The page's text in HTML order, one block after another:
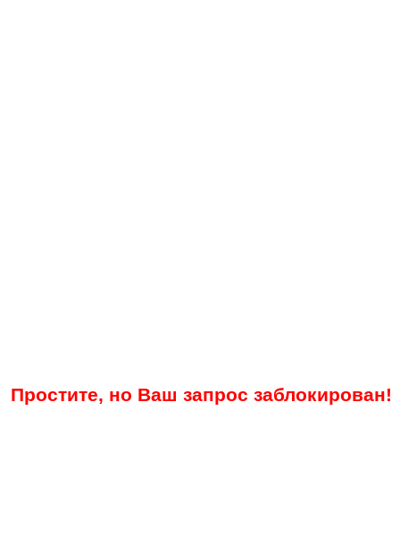
Простите, но Ваш запрос заблокирован!